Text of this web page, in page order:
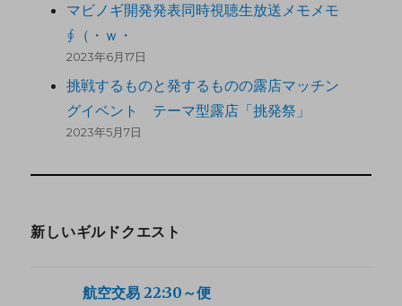
マビノギ開発発表同時視聴生放送メモメモ
∮（・ｗ・
2023年6月17日
挑戦するものと発するものの露店マッチン
グイベント テーマ型露店「挑発祭」
2023年5月7日
新しいギルドクエスト
航空交易 22:30～便